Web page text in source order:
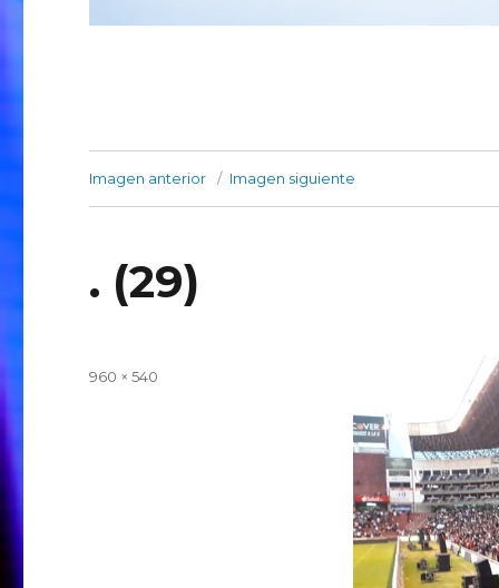
Imagen anterior Imagen siguiente
. (29)
Publicado
Tamaño
960 × 540